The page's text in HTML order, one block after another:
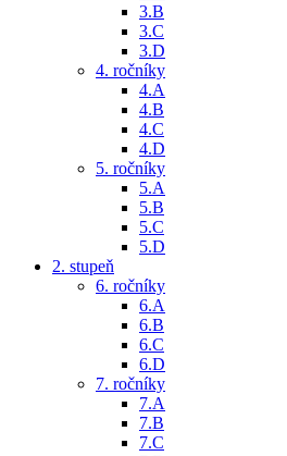
3.B
3.C
3.D
4. ročníky
4.A
4.B
4.C
4.D
5. ročníky
5.A
5.B
5.C
5.D
2. stupeň
6. ročníky
6.A
6.B
6.C
6.D
7. ročníky
7.A
7.B
7.C